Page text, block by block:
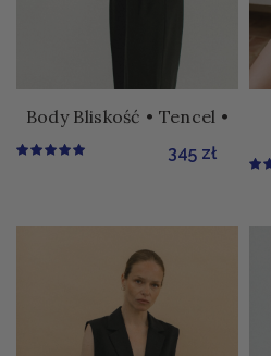
Body Bliskość • Tencel •
345 zł